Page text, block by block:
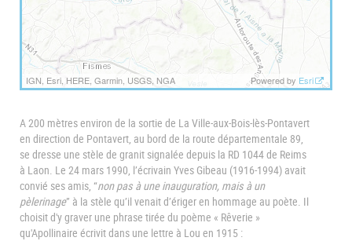
IGN, Esri, HERE, Garmin, USGS, NGA Powered by Esri
A 200 mètres environ de la sortie de La Ville-aux-Bois-lès-Pontavert
en direction de Pontavert, au bord de la route départementale 89,
se dresse une stèle de granit signalée depuis la RD 1044 de Reims
à Laon. Le 24 mars 1990, l’écrivain Yves Gibeau (1916-1994) avait
convié ses amis, “non pas à une inauguration, mais à un
pèlerinage” à la stèle qu’il venait d’ériger en hommage au poète. Il
choisit d'y graver une phrase tirée du poème « Rêverie »
qu'Apollinaire écrivit dans une lettre à Lou en 1915 :